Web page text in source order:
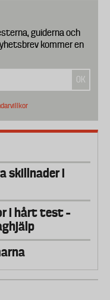
guiderna och
kommer en
skillnader i
i hårt test –